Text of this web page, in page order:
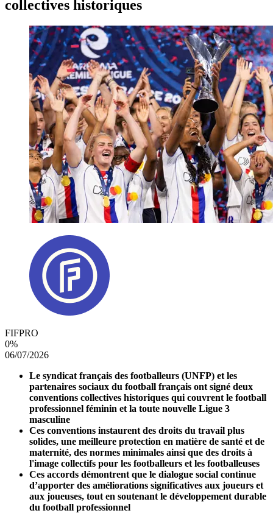
collectives historiques
FIFPRO
0%
06/07/2026
Le syndicat français des footballeurs (UNFP) et les
partenaires sociaux du football français ont signé deux
conventions collectives historiques qui couvrent le football
professionnel féminin et la toute nouvelle Ligue 3
masculine
Ces conventions instaurent des droits du travail plus
solides, une meilleure protection en matière de santé et de
maternité, des normes minimales ainsi que des droits à
l'image collectifs pour les footballeurs et les footballeuses
Ces accords démontrent que le dialogue social continue
d’apporter des améliorations significatives aux joueurs et
aux joueuses, tout en soutenant le développement durable
du football professionnel